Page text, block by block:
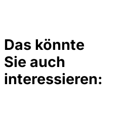
Das könnte
Sie auch
interessieren: